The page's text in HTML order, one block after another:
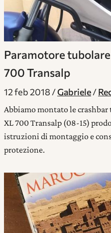
Paramotore
700 Transalp
12 feb 2018 Gabriele
Abbiamo montato le
XL 700 Transalp (08-15)
istruzioni di montaggio e
protezione.